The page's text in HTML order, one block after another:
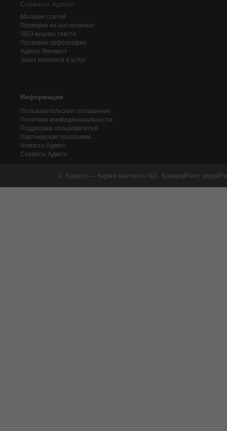
Сервисы Адвего
Магазин статей
Проверка на антиплагиат
SEO-анализ текста
Проверка орфографии
Адвего Лингвист
Заказ контента и услуг
Информация
Пользовательское соглашение
Политика конфиденциальности
Поддержка пользователей
Партнерская программа
Новости Адвего
Сервисы Адвего
© Адвего — биржа контента №1. Копирайтинг,